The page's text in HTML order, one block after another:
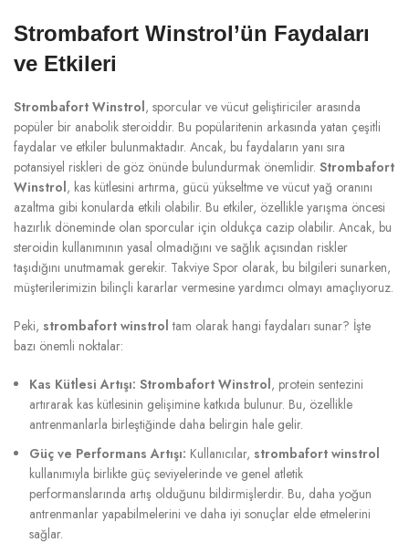
Strombafort Winstrol’ün Faydaları
ve Etkileri
Strombafort Winstrol, sporcular ve vücut geliştiriciler arasında
popüler bir anabolik steroiddir. Bu popülaritenin arkasında yatan çeşitli
faydalar ve etkiler bulunmaktadır. Ancak, bu faydaların yanı sıra
potansiyel riskleri de göz önünde bulundurmak önemlidir. Strombafort
Winstrol, kas kütlesini artırma, gücü yükseltme ve vücut yağ oranını
azaltma gibi konularda etkili olabilir. Bu etkiler, özellikle yarışma öncesi
hazırlık döneminde olan sporcular için oldukça cazip olabilir. Ancak, bu
steroidin kullanımının yasal olmadığını ve sağlık açısından riskler
taşıdığını unutmamak gerekir. Takviye Spor olarak, bu bilgileri sunarken,
müşterilerimizin bilinçli kararlar vermesine yardımcı olmayı amaçlıyoruz.
Peki, strombafort winstrol tam olarak hangi faydaları sunar? İşte
bazı önemli noktalar:
Kas Kütlesi Artışı: Strombafort Winstrol, protein sentezini
artırarak kas kütlesinin gelişimine katkıda bulunur. Bu, özellikle
antrenmanlarla birleştiğinde daha belirgin hale gelir.
Güç ve Performans Artışı: Kullanıcılar, strombafort winstrol
kullanımıyla birlikte güç seviyelerinde ve genel atletik
performanslarında artış olduğunu bildirmişlerdir. Bu, daha yoğun
antrenmanlar yapabilmelerini ve daha iyi sonuçlar elde etmelerini
sağlar.